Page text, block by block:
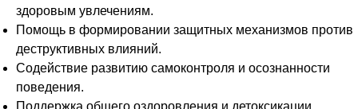
здоровым увлечениям.
Помощь в формировании защитных механизмов против
деструктивных влияний.
Содействие развитию самоконтроля и осознанности
поведения.